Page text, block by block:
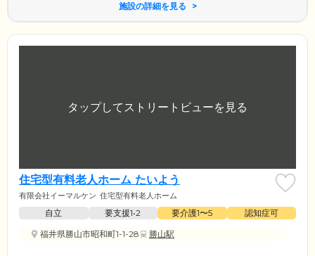
施設の詳細を見る
住宅型有料老人ホーム たいよう
有限会社イーマルケン 住宅型有料老人ホーム
自立 要支援1•2 要介護1〜5
認知症可
福井県勝山市昭和町1-1-28
勝山駅